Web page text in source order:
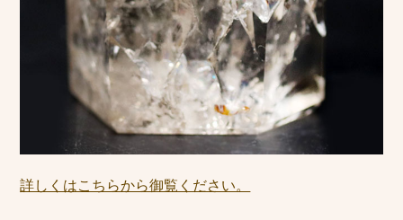
詳しくはこちらから御覧ください。